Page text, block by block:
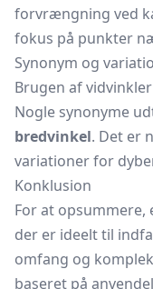
forvrængning ved
fokus på punkter
Synonym og
Brugen af
Nogle synonyme
bredvinkel. Det er
variationer for
Konklusion
For at
der er ideelt til
omfang og
baseret på